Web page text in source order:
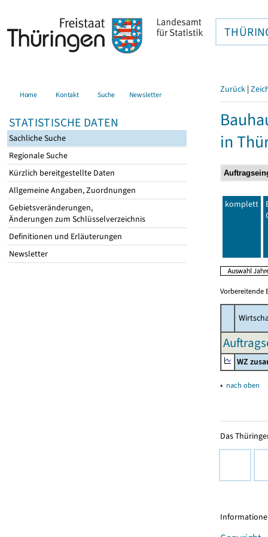
Home Kontakt Suche Newsletter
STATISTISCHE DATEN
Sachliche Suche
Regionale Suche
Kürzlich bereitgestellte Daten
Allgemeine Angaben, Zuordnungen
Gebietsveränderungen,
Änderungen zum Schlüsselverzeichnis
Definitionen und Erläuterungen
Newsletter
Zurück |
in
komplett
Vorbereitende
WZ
▴ nach oben
Das